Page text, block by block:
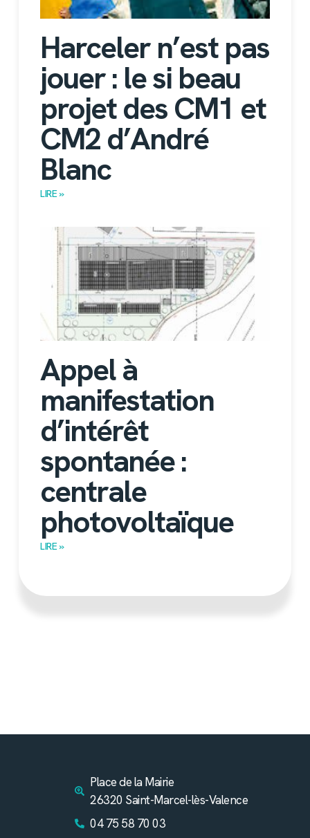
Harceler n’est pas
jouer : le si beau
projet des CM1 et
CM2 d’André
Blanc
LIRE »
Appel à
manifestation
d’intérêt
spontanée :
centrale
photovoltaïque
LIRE »
Place de la Mairie
26320 Saint-Marcel-lès-Valence
04 75 58 70 03